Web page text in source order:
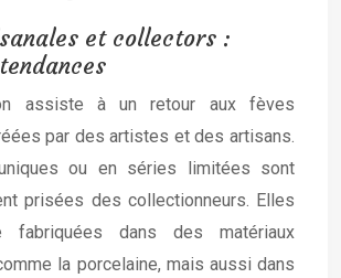
et collectors :
on assiste à un retour aux fèves
par des artistes et des artisans.
ou en séries limitées sont
prisées des collectionneurs. Elles
fabriquées dans des matériaux
la porcelaine, mais aussi dans